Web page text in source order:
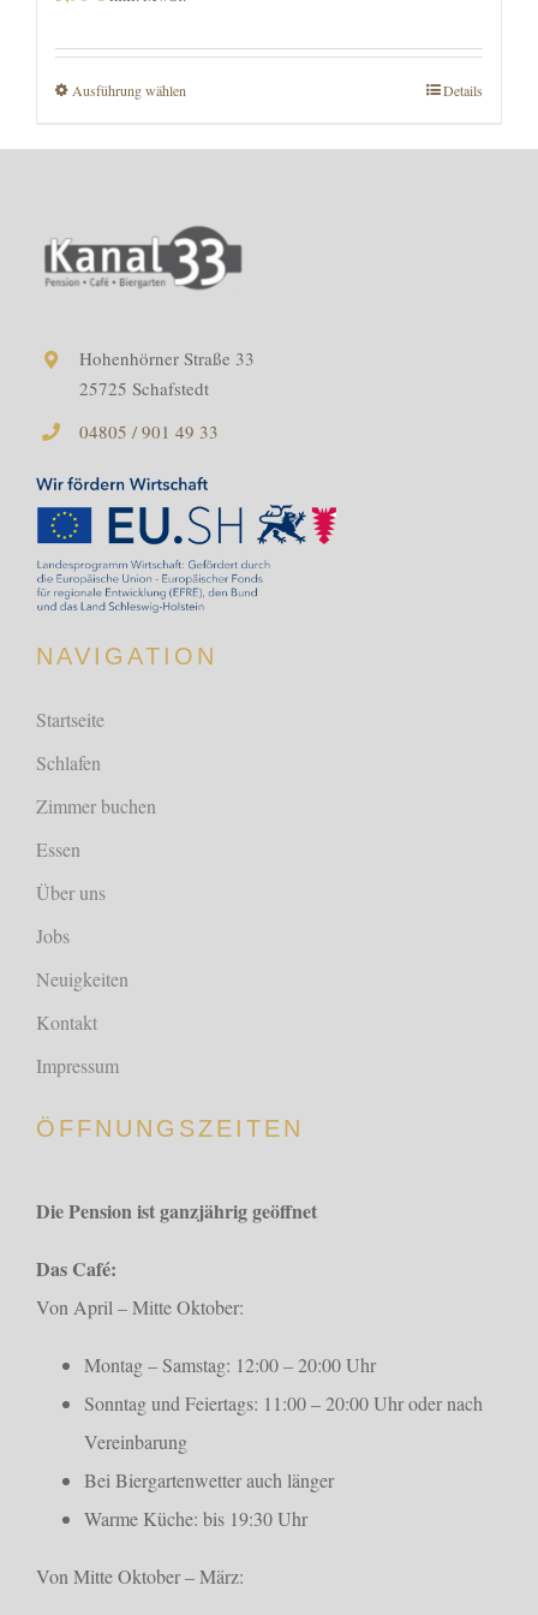
Ausführung wählenDieses
Varianten
auf.
Optionen
können
auf
der
Produktseite
gewählt
werden
Details
Hohenhörner Straße 33
25725 Schafstedt
04805 / 901 49 33
NAVIGATION
Startseite
Schlafen
Zimmer buchen
Essen
Über uns
Jobs
Neuigkeiten
Kontakt
Impressum
ÖFFNUNGSZEITEN
Die Pension ist ganzjährig geöffnet
Das Café:
Von April – Mitte Oktober:
Montag – Samstag: 12:00 – 20:00 Uhr
Sonntag und Feiertags: 11:00 – 20:00 Uhr oder nach
Vereinbarung
Bei Biergartenwetter auch länger
Warme Küche: bis 19:30 Uhr
Von Mitte Oktober – März: